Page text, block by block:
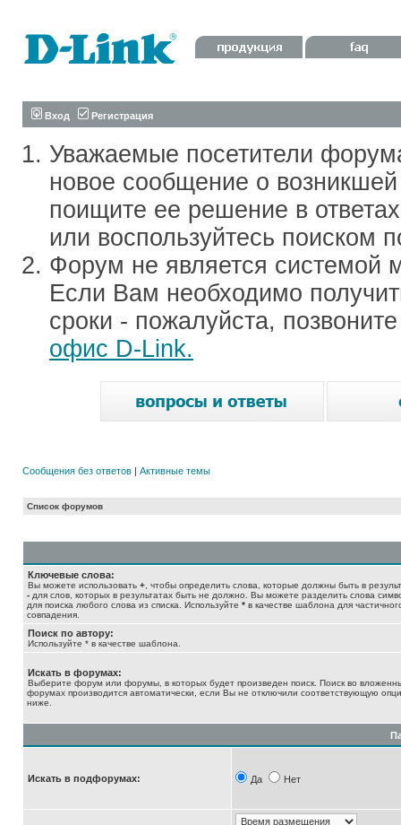
Вход Регистрация
Уважаемые посетители
новое сообщение о
поищите ее решение в
или воспользуйтесь поиском
Форум не является системой
Если Вам необходимо
сроки - пожалуйста,
офис D-Link.
Сообщения без ответов | Активные темы
Список форумов
Ключевые слова:
Вы можете использовать + , чтобы определить слова, которые должны быть в
- для слов, которых в результатах быть не должно. Вы можете разделить слова
для поиска любого слова из списка. Используйте * в качестве шаблона для
совпадения.
Поиск по автору:
Используйте * в качестве шаблона.
Искать в форумах:
Выберите форум или форумы, в которых будет произведен поиск. Поиск во
форумах производится автоматически, если Вы не отключили соответствующую
ниже.
Искать в подфорумах: Да Нет